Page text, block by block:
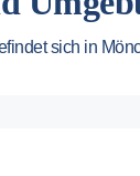
sich in